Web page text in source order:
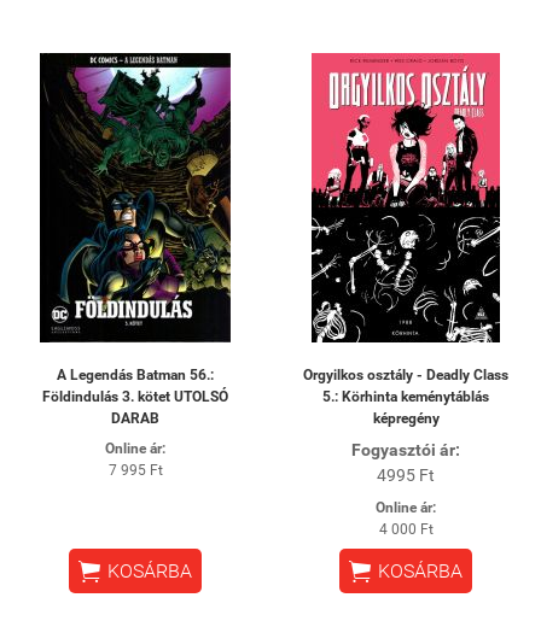
A Legendás Batman 56.:
Földindulás 3. kötet UTOLSÓ
DARAB
Online ár:
7 995 Ft
 KOSÁRBA
Orgyilkos osztály - Deadly Class
5.: Körhinta keménytáblás
képregény
Fogyasztói ár:
4995 Ft
Online ár:
4 000 Ft
 KOSÁRBA